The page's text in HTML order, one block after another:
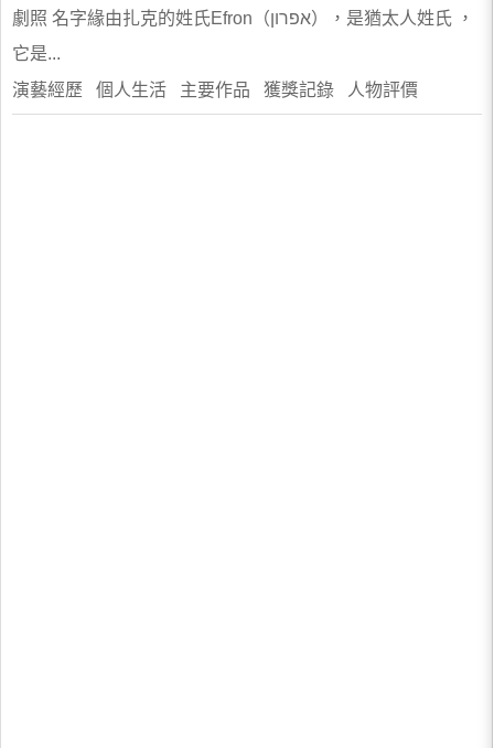
劇照 名字緣由扎克的姓氏Efron（אפרון），是猶太人姓氏 ，
它是...
演藝經歷 個人生活 主要作品 獲獎記錄 人物評價